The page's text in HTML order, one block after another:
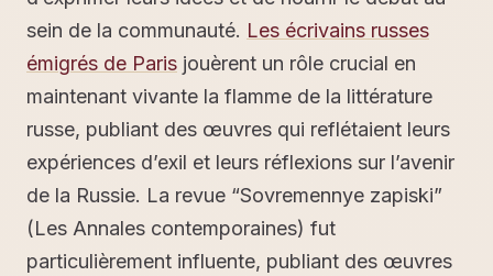
sein de la communauté. Les écrivains russes
émigrés de Paris jouèrent un rôle crucial en
maintenant vivante la flamme de la littérature
russe, publiant des œuvres qui reflétaient leurs
expériences d’exil et leurs réflexions sur l’avenir
de la Russie. La revue “Sovremennye zapiski”
(Les Annales contemporaines) fut
particulièrement influente, publiant des œuvres